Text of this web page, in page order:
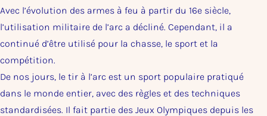
Avec l’évolution des armes à feu à partir du 16e siècle,
l’utilisation militaire de l’arc a décliné. Cependant, il a
continué d’être utilisé pour la chasse, le sport et la
compétition.
De nos jours, le tir à l’arc est un sport populaire pratiqué
dans le monde entier, avec des règles et des techniques
standardisées. Il fait partie des Jeux Olympiques depuis les